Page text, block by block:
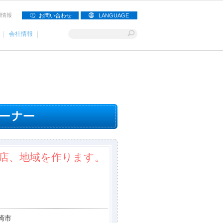
報 お問い合わせ LANGUAGE
会社情報
、地域を作ります。
市